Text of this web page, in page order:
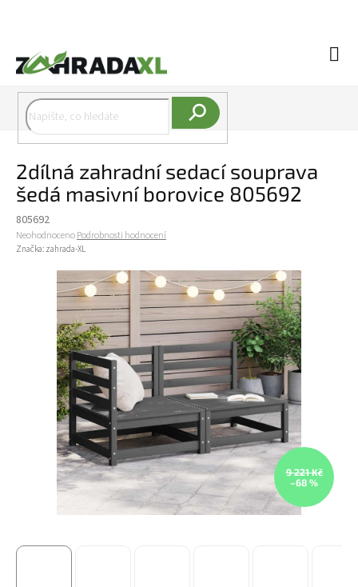
2dílná zahradní sedací souprava
šedá masivní borovice 805692
805692
Průměrné hodnocení produktu je 0,0 z 5 hvězdiček.
NeohodnocenoPodrobnosti hodnocení
Značka: zahrada-XL
9 221 Kč
–68 %